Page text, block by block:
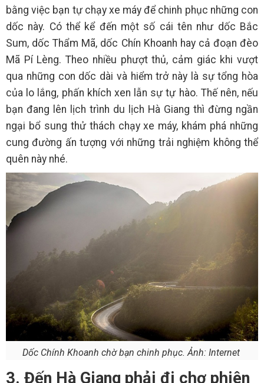
bằng việc bạn tự chạy xe máy để chinh phục những con
dốc này. Có thể kể đến một số cái tên như dốc Bắc
Sum, dốc Thẩm Mã, dốc Chín Khoanh hay cả đoạn đèo
Mã Pí Lèng. Theo nhiều phượt thủ, cảm giác khi vượt
qua những con dốc dài và hiểm trở này là sự tổng hòa
của lo lắng, phấn khích xen lẫn sự tự hào. Thế nên, nếu
bạn đang lên lịch trình du lịch Hà Giang thì đừng ngần
ngại bổ sung thử thách chạy xe máy, khám phá những
cung đường ấn tượng với những trải nghiệm không thể
quên này nhé.
Dốc Chính Khoanh chờ bạn chinh phục. Ảnh: Internet
3. Đến Hà Giang phải đi chợ phiên